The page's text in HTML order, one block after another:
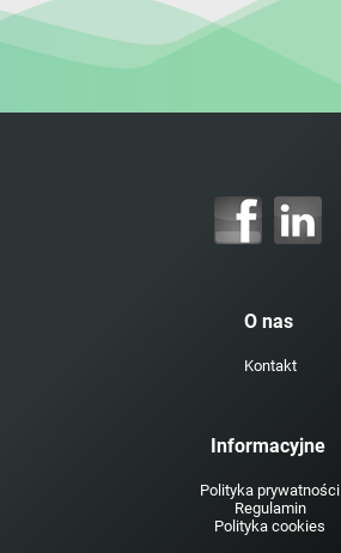
O nas
Kontakt
Informacyjne
Polityka prywatności
Regulamin
Polityka cookies